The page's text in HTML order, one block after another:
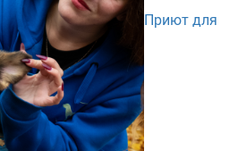
Приют для